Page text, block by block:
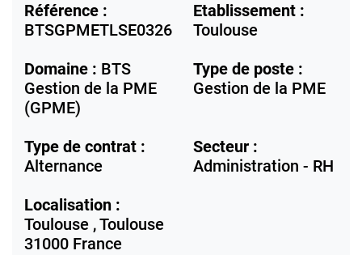
Référence :
BTSGPMETLSE0326
Etablissement :
Toulouse
Domaine : BTS
Gestion de la PME
(GPME)
Type de poste :
Gestion de la PME
Type de contrat :
Alternance
Secteur :
Administration - RH
Localisation :
Toulouse ,Toulouse
31000 France